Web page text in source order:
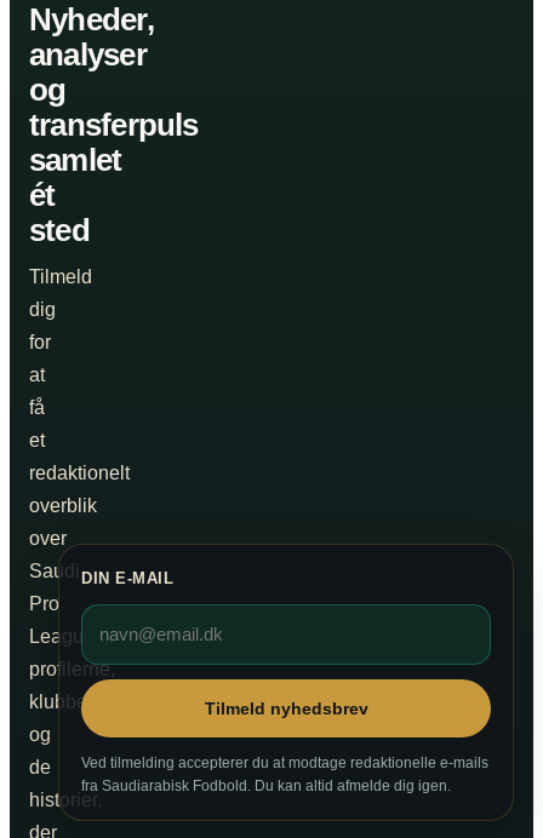
Nyheder,
analyser
og
transferpuls
samlet
ét
sted
Tilmeld
dig
for
at
få
et
redaktionelt
overblik
over
Saudi
Pro
League,
profilerne,
klubberne
og
de
historier,
der
DIN E-MAIL
Tilmeld nyhedsbrev
Ved tilmelding accepterer du at modtage redaktionelle e-mails
fra Saudiarabisk Fodbold. Du kan altid afmelde dig igen.